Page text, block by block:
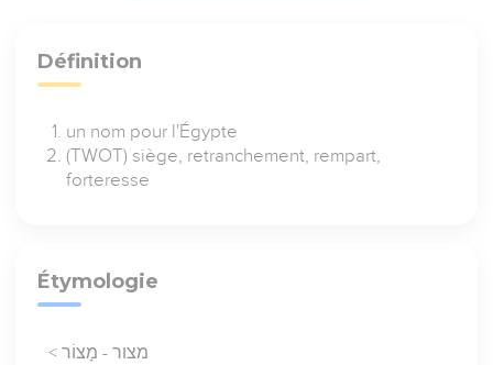
Définition
un nom pour l'Égypte
(TWOT) siège, retranchement, rempart,
forteresse
Étymologie
< מצור - מָצוֹר